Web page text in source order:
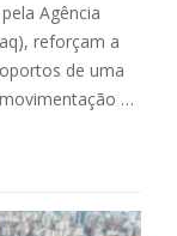
Agência
reforçam a
de uma
…